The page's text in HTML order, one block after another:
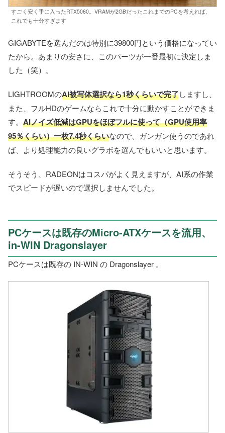
すごく安く手に入ったRTX5060。VRAMが2GBだったこれまでのPCを考えれば、
これでも十分すぎます
GIGABYTEを選んだのは特別に39800円という価格になってい
たから。あまりの安さに、このパーツが一番最初に決定しま
した（笑）。
LIGHTROOMのAI被写体選択なら1秒くらいで完了しますし、
また、フルHDのゲームならこれで十分に動かすことができま
す。 AIノイズ低減はGPUをほぼフルに使って（GPU使用率
95％くらい）一枚7.4秒くらいなので、ガンガン使うのであれ
ば、より処理能力の良いグラボを選んでもいいと思います。
そうそう、RADEONはコスパがよく見えますが、AI系の作業
でスピードが遅いので選択しませんでした。
PCケースは既存のMicro-ATXケースを流用、
in-WIN Dragonslayer
PCケースは既存の IN-WIN の Dragonslayer 。